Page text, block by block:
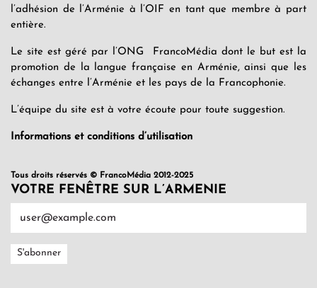
l’adhésion de l’Arménie à l’OIF en tant que membre à part
entière.
Le site est géré par l’ONG FrancoMédia dont le but est la
promotion de la langue française en Arménie, ainsi que les
échanges entre l’Arménie et les pays de la Francophonie.
L’équipe du site est à votre écoute pour toute suggestion.
Informations et conditions d’utilisation
Tous droits réservés © FrancoMédia 2012-2025
VOTRE FENÊTRE SUR L’ARMENIE